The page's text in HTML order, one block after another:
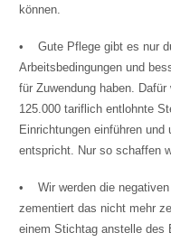
können.
• Gute Pflege gibt es nur
Arbeitsbedingungen und
für Zuwendung haben.
125.000 tariflich entlohnte
Einrichtungen einführen
entspricht. Nur so schaffen
• Wir werden die negativen
zementiert das nicht mehr
einem Stichtag anstelle des